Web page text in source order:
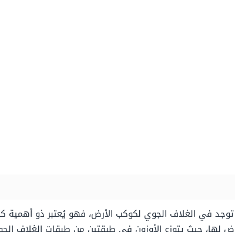
توجد في الغلاف الجوي لكوكب الأرض، فهو يُعتبر ذو أهمية